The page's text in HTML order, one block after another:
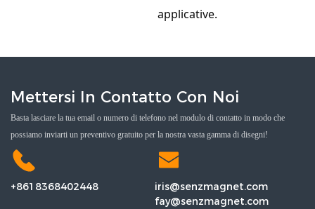
applicative.
Mettersi In Contatto Con Noi
Basta lasciare la tua email o numero di telefono nel modulo di contatto in modo che
possiamo inviarti un preventivo gratuito per la nostra vasta gamma di disegni!
+8618368402448
iris@senzmagnet.com
fay@senzmagnet.com